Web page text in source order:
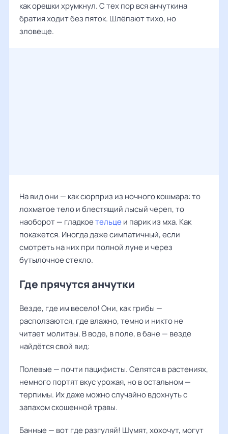
как орешки хрумкнул. С тех пор вся анчуткина
братия ходит без пяток. Шлёпают тихо, но
зловеще.
На вид они — как сюрприз из ночного кошмара: то
лохматое тело и блестящий лысый череп, то
наоборот — гладкоетельце и парик из мха. Как
покажется. Иногда даже симпатичный, если
смотреть на них при полной луне и через
бутылочное стекло.
Где прячутся анчутки
Везде, где им весело! Они, как грибы —
расползаются, где влажно, темно и никто не
читает молитвы. В воде, в поле, в бане — везде
найдётся свой вид:
Полевые — почти пацифисты. Селятся в растениях,
немного портят вкус урожая, но в остальном —
терпимы. Их даже можно случайно вдохнуть с
запахом скошенной травы.
Банные — вот где разгуляй! Шумят, хохочут, могут